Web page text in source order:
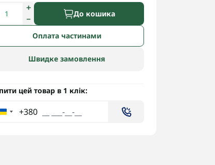
До кошика
Оплата частинами
Швидке замовлення
цей товар в 1 клік:
+380